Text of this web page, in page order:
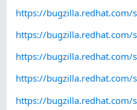
https://bugzilla.redhat.com/
https://bugzilla.redhat.com/
https://bugzilla.redhat.com/
https://bugzilla.redhat.com/
https://bugzilla.redhat.com/